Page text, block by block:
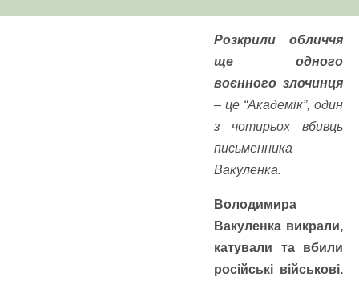
Розкрили обличчя
ще одного
воєнного злочинця
– це “Академік”, один
з чотирьох вбивць
письменника
Вакуленка.
Володимира
Вакуленка викрали,
катували та вбили
російські військові.